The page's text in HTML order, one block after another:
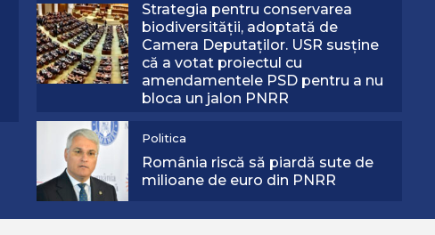
Recomandate
Cod roșu de caniculă în România.
anunță 40 de grade
3 august 2026
Strategia pentru conservarea
biodiversităţii, adoptată de
Camera Deputaţilor. USR susține
că a votat proiectul cu
amendamentele PSD pentru a nu
bloca un jalon PNRR
Politica
România riscă să piardă sute de
milioane de euro din PNRR